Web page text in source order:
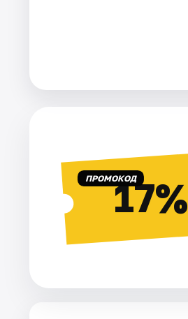
ПРОМОКОД17%